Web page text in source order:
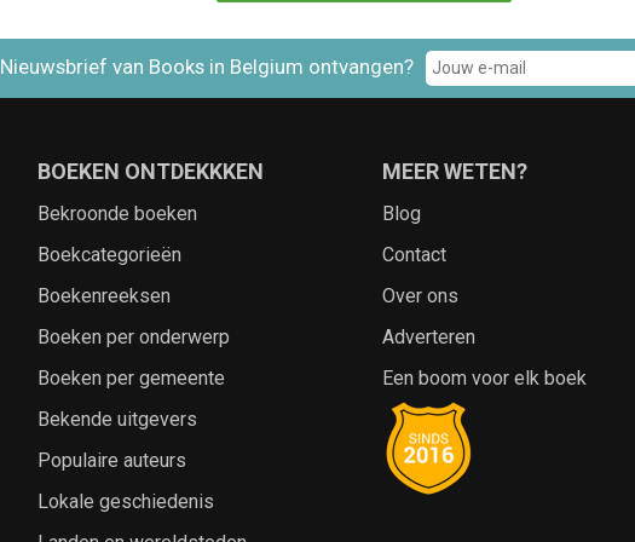
Nieuwsbrief van Books in Belgium ontvangen?
BOEKEN ONTDEKKKEN
Bekroonde boeken
Boekcategorieën
Boekenreeksen
Boeken per onderwerp
Boeken per gemeente
Bekende uitgevers
Populaire auteurs
Lokale geschiedenis
MEER WETEN?
Blog
Contact
Over ons
Adverteren
Een boom voor elk boek